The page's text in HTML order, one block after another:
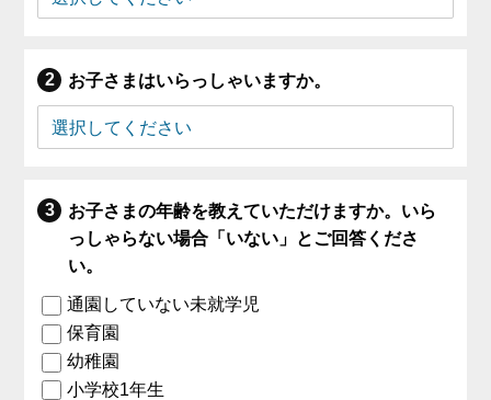
お子さまはいらっしゃいますか。
お子さまの年齢を教えていただけますか。いら
っしゃらない場合「いない」とご回答くださ
い。
通園していない未就学児
保育園
幼稚園
小学校1年生